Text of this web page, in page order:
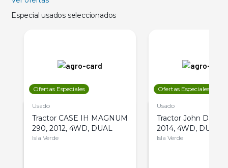
Especial usados seleccionados
Ofertas Especiales
Usado
Tractor CASE IH MAGNUM
290, 2012, 4WD, DUAL
Isla Verde
Ofertas Especiales
Usado
Tractor John Deere
2014, 4WD, DUAL
Isla Verde